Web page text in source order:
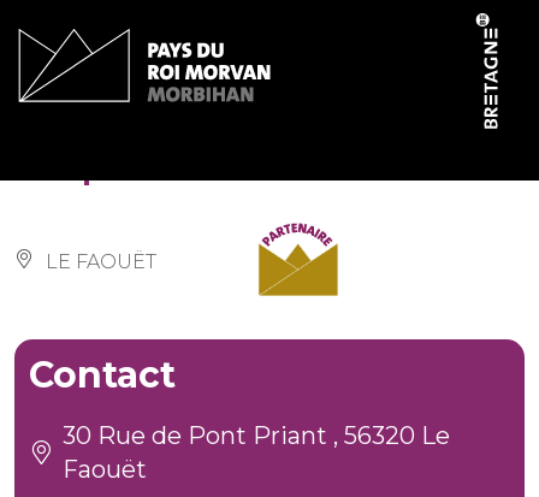
LE FAOUËT
Contact
30 Rue de Pont Priant , 56320 Le
Faouët